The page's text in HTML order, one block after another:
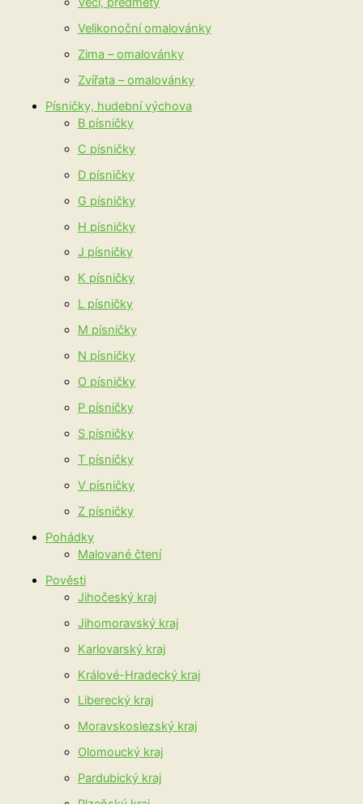
Velikonoční omalovánky
Zima – omalovánky
Zvířata – omalovánky
Písničky, hudební výchova
B písničky
C písničky
D písničky
G písničky
H písničky
J písničky
K písničky
L písničky
M písničky
N písničky
O písničky
P písničky
S písničky
T písničky
V písničky
Z písničky
Pohádky
Malované čtení
Pověsti
Jihočeský kraj
Jihomoravský kraj
Karlovarský kraj
Králové-Hradecký kraj
Liberecký kraj
Moravskoslezský kraj
Olomoucký kraj
Pardubický kraj